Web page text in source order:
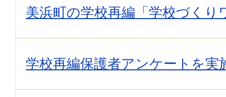
美浜町の学校再編「学校づくり
学校再編保護者アンケートを実